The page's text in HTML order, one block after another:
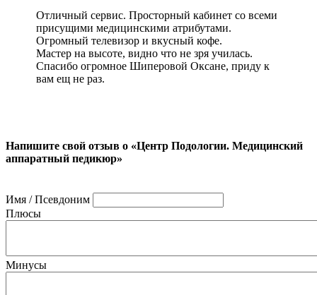
Отличный сервис. Просторный кабинет со всеми
присущими медицинскими атрибутами.
Огромный телевизор и вкусный кофе.
Мастер на высоте, видно что не зря училась.
Спасибо огромное Шиперовой Оксане, приду к
вам ещ не раз.
Напишите свой отзыв о «Центр Подологии. Медицинский
аппаратный педикюр»
Имя / Псевдоним
Плюсы
Минусы